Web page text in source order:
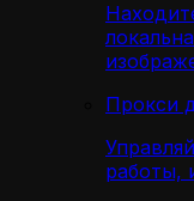
Прокси
работы,